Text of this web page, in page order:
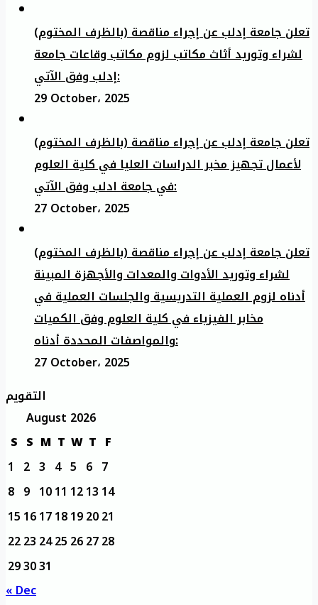
تعلن جامعة إدلب عن إجراء مناقصة (بالظرف المختوم)
لشراء وتوريد أثاث مكاتب لزوم مكاتب وقاعات جامعة
إدلب وفق الآتي:
29 October، 2025
تعلن جامعة إدلب عن إجراء مناقصة (بالظرف المختوم)
لأعمال تجهيز مخبر الدراسات العليا في كلية العلوم
في جامعة ادلب وفق الآتي:
27 October، 2025
تعلن جامعة إدلب عن إجراء مناقصة (بالظرف المختوم)
لشراء وتوريد الأدوات والمعدات والأجهزة المبينة
أدناه لزوم العملية التدريسية والجلسات العملية في
مخابر الفيزياء في كلية العلوم وفق الكميات
والمواصفات المحددة أدناه:
27 October، 2025
التقويم
August 2026
S S M T W T F
1 2 3 4 5 6 7
8 9 1011 121314
15161718192021
22232425262728
293031
« Dec